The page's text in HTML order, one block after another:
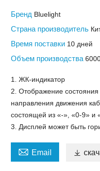
Бренд Bluelight
Страна производитель
Время поставки 10 дней
Объем производства
1. ЖК-индикатор
2. Отображение
направления движения
состоящей из «-», «0-9» и
3. Дисплей может быть
 Email 